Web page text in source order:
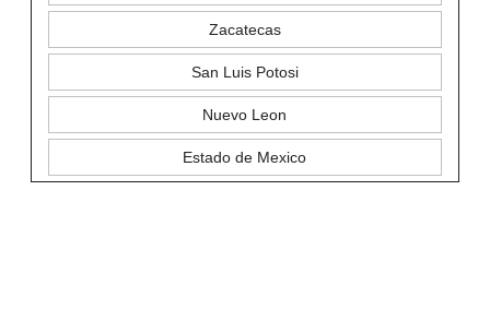
Zacatecas
San Luis Potosi
Nuevo Leon
Estado de Mexico